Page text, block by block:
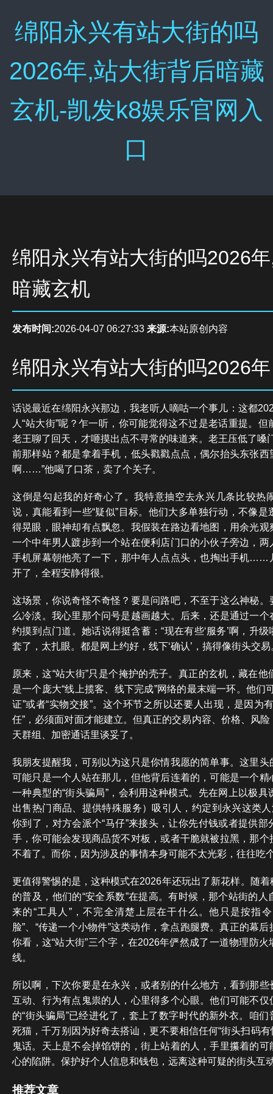
绵阳永兴有站大街的吗
2026年,站大街背后暗藏
玄机-凯发k8娱乐官网入
口
绵阳永兴有站大街的吗2026
暗藏玄机
发布时间:2026-04-07 06:27:33 来源:本站原创内容
绵阳永兴有站大街的吗2026年
话说最近在绵阳永兴那边，我老听人嘀咕一个事儿：这都
人“站大街”呢？乍一听，你可能觉得这不过是老话重提。
老王聊了回天，才咂摸出点不寻常的味道来。老王压低了嗓
前那样站？都是拿着手机，低头戳戳点点，偶尔抬头东张
啊……”他喝了口茶，卖了个关子。
这倒是勾起我的好奇心了。我特意抽空去永兴几条比较热
说，真能看到一些“疑似”目标。他们大多单独行动，不像
得晃眼，眼神却有点飘忽。我假装在路边看地图，用余光
一个中年男人踱步到一个站在便利店门口的小伙子旁边，
手机屏幕朝他亮了一下，那中年人点点头，也掏出手机……
开了，全程安静得很。
这场景，你说奇怪不奇怪？要是问路吧，不至于这么神秘
么冷淡。我心里那个问号是越画越大。后来，还是通过一
约摸到点门道。她话说得挺含蓄：“现在有些‘服务’啊，升
套了，太扎眼。都是网上约好，线下‘确认’，搞得像街头交易
原来，这“站大街”只是个掩护的壳子。真正的玄机，藏在
是一个庞大“线上揽客、线下完成”网络的最末端一环。他们
证”或者“实物交接”。这个环节之所以还要人出现，是因为
任”，必须面对面才能建立。但真正的交易内容、价格、风
天群组、加密通话里谈妥了。
我朋友提醒我，可别以为这只是你情我愿的简单事。这里
可能只是一个人站在那儿，但他背后连着的，可能是一个
一种典型的“街头骗局”，会利用这种模式。先在网上以极
出售热门商品、提供特殊服务）吸引人，约定到永兴这类人
你到了，对方会派个“马仔”来接头，让你先付钱或者提供
手，你可能会发现商品货不对板，或者干脆就被拉黑，那
不着了。而你，因为涉及的事情本身可能不太光彩，往往吃
更值得警惕的是，这种模式在2026年还玩出了新花样。随
的普及，他们的“安全系数”在提高。有时候，那个站街的
来的“工具人”，不完全清楚上层在干什么。他只是按指令
脸”、“传递一个小物件”这类动作，拿点跑腿费。真正的幕
你看，这“站大街”三个字，在2026年俨然成了一道物理防
线。
所以啊，下次你要是在永兴，或者别的什么地方，看到那
互动、行为有点鬼祟的人，心里得多个心眼。他们可能不
的“街头骗局”已经进化了，套上了数字时代的新外衣。咱
死猫，千万别因为好奇去搭讪，更不要相信任何“街头扫码有
鬼话。天上是不会掉馅饼的，街上站着的人，手里攥着的
心的陷阱。保护好个人信息和钱包，远离这种可疑的街头互
推荐文章